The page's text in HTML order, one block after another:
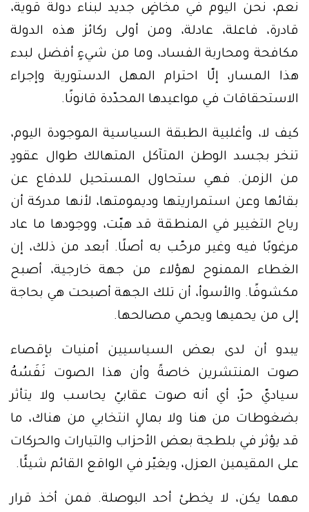
نعم، نحن اليوم في مخاضٍ جديد لبناء دولة قوية،
قادرة، فاعلة، عادلة، ومن أولى ركائز هذه الدولة
مكافحة ومحاربة الفساد، وما من شيءٍ أفضل لبدء
هذا المسار، إلّا احترام المهل الدستورية وإجراء
الاستحقاقات في مواعيدها المحدّدة قانونًا.
كيف لا، وأغلبية الطبقة السياسية الموجودة اليوم،
تنخر بجسد الوطن المتآكل المتهالك طوال عقودٍ
من الزمن. فهي ستحاول المستحيل للدفاع عن
بقائها وعن استمراريتها وديمومتها، لأنها مدركة أن
رياح التغيير في المنطقة قد هبّت، ووجودها ما عاد
مرغوبًا فيه وغير مرحّب به أصلًا. أبعد من ذلك، إن
الغطاء الممنوح لهؤلاء من جهة خارجية، أصبح
مكشوفًا. والأسوأ، أن تلك الجهة أصبحت هي بحاجة
إلى من يحميها ويحمي مصالحها.
يبدو أن لدى بعض السياسيين أمنيات بإقصاء
صوت المنتشرين خاصةً وأن هذا الصوت نَفَسُهُ
سياديّ حرّ، أي أنه صوت عقابيّ يحاسب ولا يتأثر
بضغوطات من هنا ولا بمالٍ انتخابي من هناك، ما
قد يؤثر في بلطجة بعض الأحزاب والتيارات والحركات
على المقيمين العزل، ويغيّر في الواقع القائم شيئًا.
مهما يكن، لا يخطئ أحد البوصلة. فمن أخذ قرار